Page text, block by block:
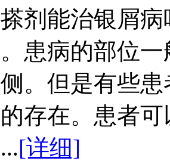
剂能治银屑
患病的部位
。但是有些
存在。患者
[详细]